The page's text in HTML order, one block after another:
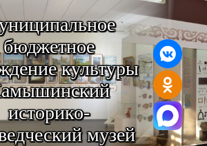
бюджетное
культуры
историко-
музей